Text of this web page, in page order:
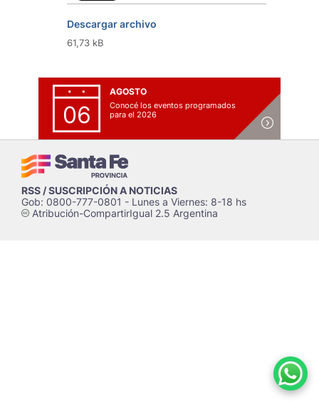
Descargar archivo
61,73 kB
06
AGOSTO
Conocé los eventos programados
para el 2026
RSS / SUSCRIPCIÓN A NOTICIAS
Gob: 0800-777-0801 - Lunes a Viernes: 8-18 hs
cAtribución-CompartirIgual 2.5 Argentina